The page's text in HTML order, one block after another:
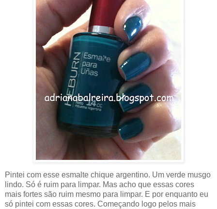
Pintei com esse esmalte chique argentino. Um verde musgo
lindo. Só é ruim para limpar. Mas acho que essas cores
mais fortes são ruim mesmo para limpar. E por enquanto eu
só pintei com essas cores. Começando logo pelos mais